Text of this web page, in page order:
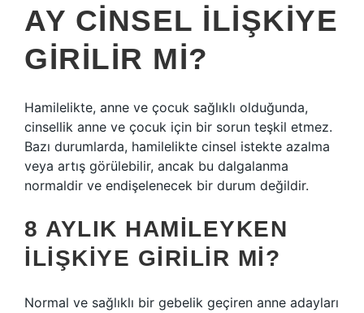
AY CINSEL ILIŞKIYE
GIRILIR MI?
Hamilelikte, anne ve çocuk sağlıklı olduğunda,
cinsellik anne ve çocuk için bir sorun teşkil etmez.
Bazı durumlarda, hamilelikte cinsel istekte azalma
veya artış görülebilir, ancak bu dalgalanma
normaldir ve endişelenecek bir durum değildir.
8 AYLIK HAMILEYKEN
ILIŞKIYE GIRILIR MI?
Normal ve sağlıklı bir gebelik geçiren anne adayları